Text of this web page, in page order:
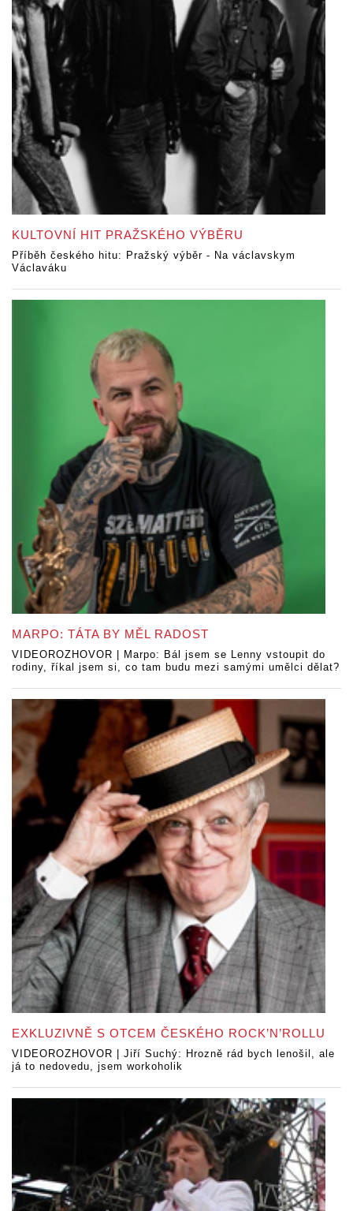
KULTOVNÍ HIT PRAŽSKÉHO VÝBĚRU
Příběh českého hitu: Pražský výběr - Na václavskym
Václaváku
MARPO: TÁTA BY MĚL RADOST
VIDEOROZHOVOR | Marpo: Bál jsem se Lenny vstoupit do
rodiny, říkal jsem si, co tam budu mezi samými umělci dělat?
EXKLUZIVNĚ S OTCEM ČESKÉHO ROCK’N’ROLLU
VIDEOROZHOVOR | Jiří Suchý: Hrozně rád bych lenošil, ale
já to nedovedu, jsem workoholik